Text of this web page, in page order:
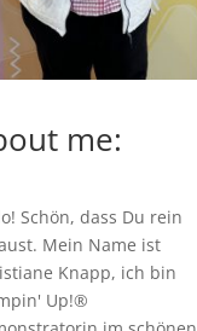
me:
Schön, dass Du rein
Mein Name ist
Knapp, ich bin
Up!®